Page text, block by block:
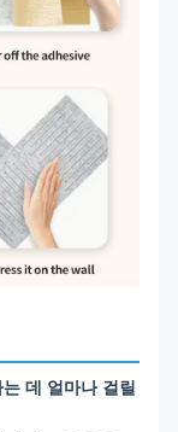
데 얼마나 걸릴